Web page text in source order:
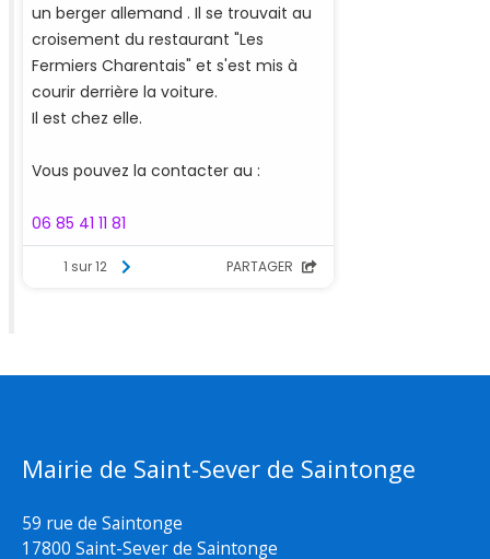
Mairie de Saint-Sever de Saintonge
59 rue de Saintonge
17800 Saint-Sever de Saintonge